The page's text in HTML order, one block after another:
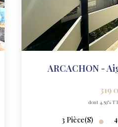
ARCACHON -
319
dont 4,59%
3 Pièce(s)